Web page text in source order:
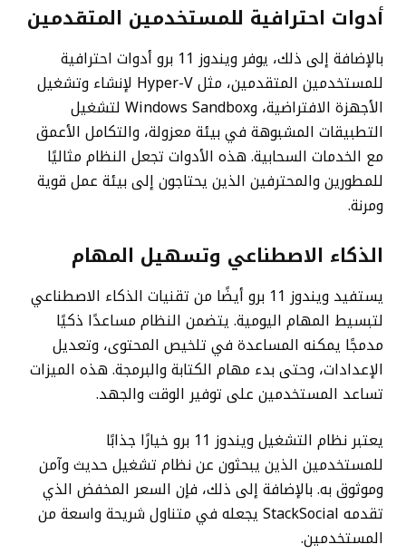
أدوات احترافية للمستخدمين المتقدمين
بالإضافة إلى ذلك، يوفر ويندوز 11 برو أدوات احترافية
للمستخدمين المتقدمين، مثل Hyper-V لإنشاء وتشغيل
الأجهزة الافتراضية، وWindows Sandbox لتشغيل
التطبيقات المشبوهة في بيئة معزولة، والتكامل الأعمق
مع الخدمات السحابية. هذه الأدوات تجعل النظام مثاليًا
للمطورين والمحترفين الذين يحتاجون إلى بيئة عمل قوية
ومرنة.
الذكاء الاصطناعي وتسهيل المهام
يستفيد ويندوز 11 برو أيضًا من تقنيات الذكاء الاصطناعي
لتبسيط المهام اليومية. يتضمن النظام مساعدًا ذكيًا
مدمجًا يمكنه المساعدة في تلخيص المحتوى، وتعديل
الإعدادات، وحتى بدء مهام الكتابة والبرمجة. هذه الميزات
تساعد المستخدمين على توفير الوقت والجهد.
يعتبر نظام التشغيل ويندوز 11 برو خيارًا جذابًا
للمستخدمين الذين يبحثون عن نظام تشغيل حديث وآمن
وموثوق به. بالإضافة إلى ذلك، فإن السعر المخفض الذي
تقدمه StackSocial يجعله في متناول شريحة واسعة من
المستخدمين.